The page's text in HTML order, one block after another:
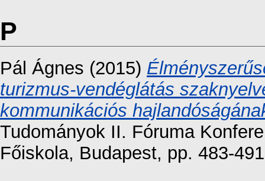
P
Pál Ágnes (2015)
turizmus-vendéglátás
kommunikációs
Tudományok II. Fóruma
Főiskola, Budapest, pp. 483-